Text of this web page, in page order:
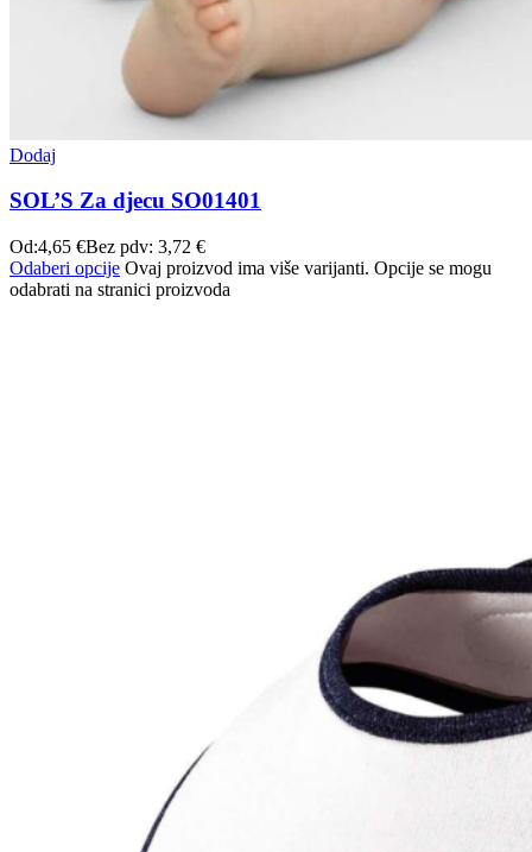
Dodaj
SOL’S Za djecu SO01401
Od:4,65 €Bez pdv: 3,72 €
Odaberi opcije Ovaj proizvod ima više varijanti. Opcije se mogu
odabrati na stranici proizvoda